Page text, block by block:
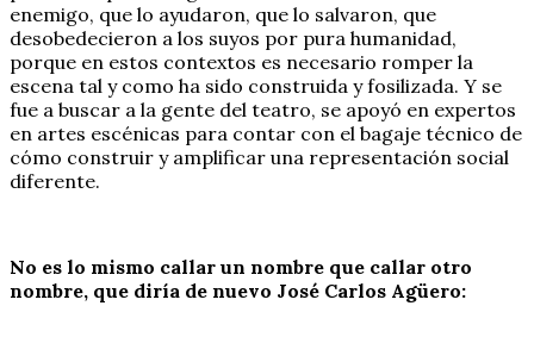
enemigo, que lo ayudaron, que lo salvaron, que
desobedecieron a los suyos por pura humanidad,
porque en estos contextos es necesario romper la
escena tal y como ha sido construida y fosilizada. Y se
fue a buscar a la gente del teatro, se apoyó en expertos
en artes escénicas para contar con el bagaje técnico de
cómo construir y amplificar una representación social
diferente.
No es lo mismo callar un nombre que callar otro
nombre, que diría de nuevo José Carlos Agüero: